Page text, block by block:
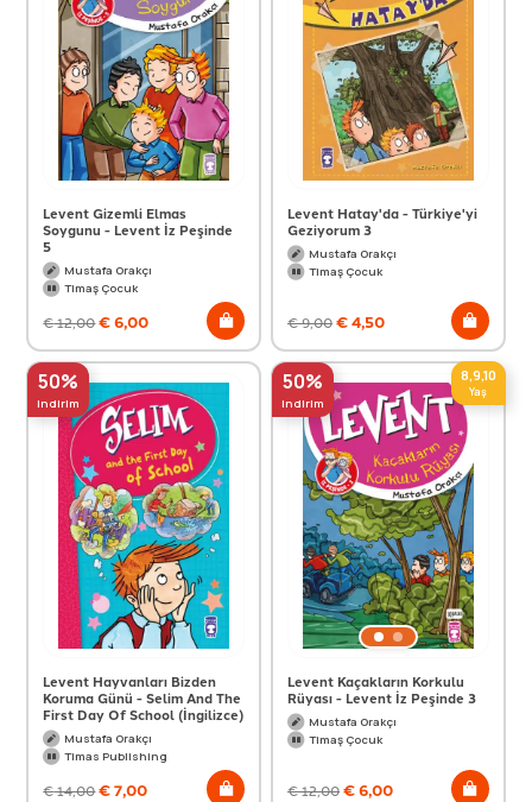
Levent Gizemli Elmas
Soygunu - Levent İz Peşinde
5
Mustafa Orakçı
Timaş Çocuk
€12,00€6,00
Levent Hatay'da - Türkiye'yi
Geziyorum 3
Mustafa Orakçı
Timaş Çocuk
€9,00€4,50
50%
indirim
Levent Hayvanları Bizden
Koruma Günü - Selim And The
First Day Of School (İngilizce)
Mustafa Orakçı
Timas Publishing
€14,00€7,00
50%
indirim
8,9,10
Yaş
Levent Kaçakların Korkulu
Rüyası - Levent İz Peşinde 3
Mustafa Orakçı
Timaş Çocuk
€12,00€6,00